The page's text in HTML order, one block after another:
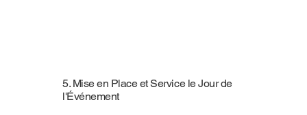
5. Mise en Place et Service le Jour de
l'Événement